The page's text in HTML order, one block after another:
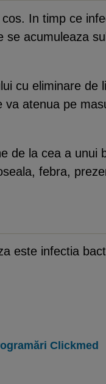
In timp ce
se acumuleaza
cu eliminare de
atenua pe
de la cea a unui
febra,
este infectia
Clickmed